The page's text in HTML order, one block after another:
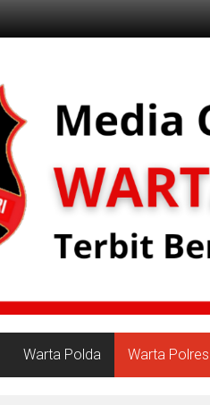
Warta Polda Warta Polres